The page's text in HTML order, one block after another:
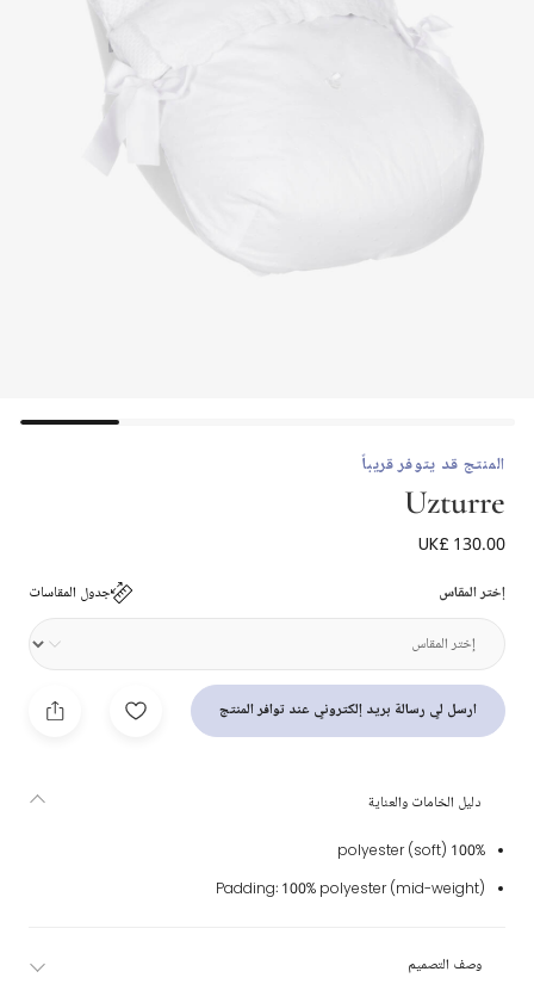
المنتج قد يتوفر قريباً
Uzturre
بيبي نيست لمقعد السيارة لون أبيض (75 سم)
UK£ 130.00
إختر المقاس جدول المقاسات
ارسل لي رسالة بريد إلكتروني عند توافر المنتج
دليل الخامات والعناية
100% polyester (soft)
Padding: 100% polyester (mid-weight)
وصف التصميم